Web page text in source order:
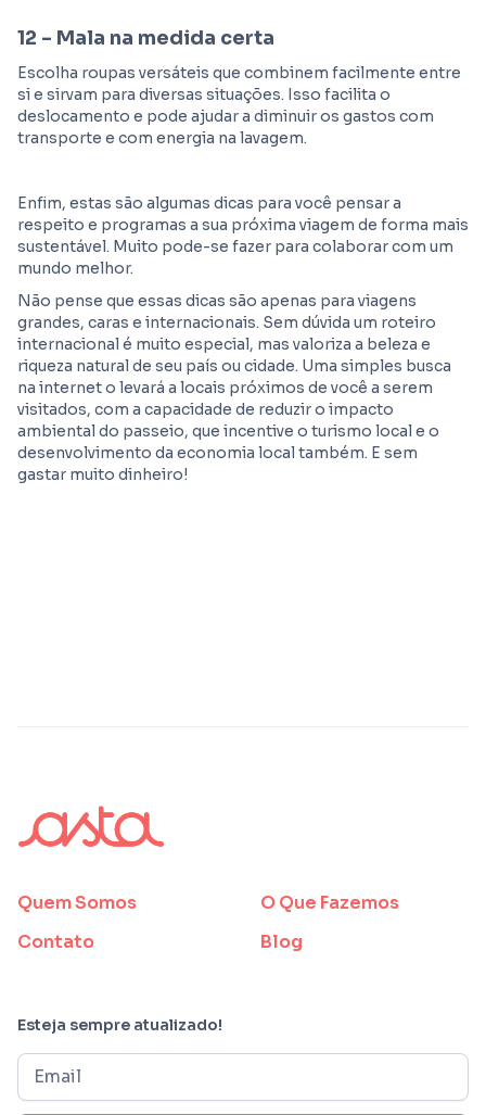
12 - Mala na medida certa
Escolha roupas versáteis que combinem facilmente entre
si e sirvam para diversas situações. Isso facilita o
deslocamento e pode ajudar a diminuir os gastos com
transporte e com energia na lavagem.
Enfim, estas são algumas dicas para você pensar a
respeito e programas a sua próxima viagem de forma mais
sustentável. Muito pode-se fazer para colaborar com um
mundo melhor.
Não pense que essas dicas são apenas para viagens
grandes, caras e internacionais. Sem dúvida um roteiro
internacional é muito especial, mas valoriza a beleza e
riqueza natural de seu país ou cidade. Uma simples busca
na internet o levará a locais próximos de você a serem
visitados, com a capacidade de reduzir o impacto
ambiental do passeio, que incentive o turismo local e o
desenvolvimento da economia local também. E sem
gastar muito dinheiro!
Quem Somos
O Que Fazemos
Contato
Blog
Esteja sempre atualizado!